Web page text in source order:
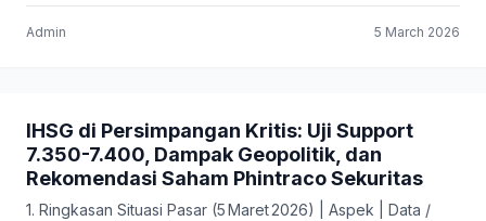
Admin 5 March 2026
IHSG di Persimpangan Kritis: Uji Support
7.350-7.400, Dampak Geopolitik, dan
Rekomendasi Saham Phintraco Sekuritas
1. Ringkasan Situasi Pasar (5 Maret 2026) | Aspek | Data /